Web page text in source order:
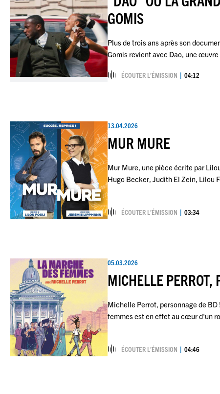
GOMIS
Plus de trois ans après son
Gomis revient avec Dao, une
ÉCOUTER L’ÉMISSION 04:12
13.04.2026
MUR MURE
Mur Mure, une pièce écrite par
Hugo Becker, Judith El Zein, Lilou
ÉCOUTER L’ÉMISSION 03:34
05.03.2026
MICHELLE PERROT,
Michelle Perrot, personnage de
femmes est en effet au cœur d'un
ÉCOUTER L’ÉMISSION 04:46